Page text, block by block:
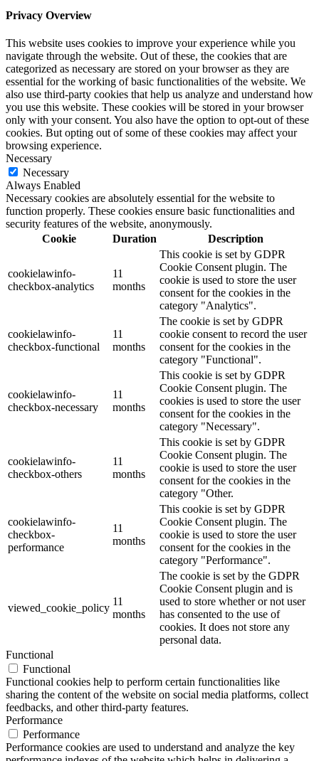
Privacy Overview
This website uses cookies to improve your experience while you
navigate through the website. Out of these, the cookies that are
categorized as necessary are stored on your browser as they are
essential for the working of basic functionalities of the website. We
also use third-party cookies that help us analyze and understand how
you use this website. These cookies will be stored in your browser
only with your consent. You also have the option to opt-out of these
cookies. But opting out of some of these cookies may affect your
browsing experience.
Necessary
Necessary
Always Enabled
Necessary cookies are absolutely essential for the website to
function properly. These cookies ensure basic functionalities and
security features of the website, anonymously.
Cookie
Duration Description
cookielawinfo-
checkbox-analytics
11
months
This cookie is set by GDPR
Cookie Consent plugin. The
cookie is used to store the user
consent for the cookies in the
category "Analytics".
cookielawinfo-
checkbox-functional
11
months
The cookie is set by GDPR
cookie consent to record the user
consent for the cookies in the
category "Functional".
cookielawinfo-
checkbox-necessary
11
months
This cookie is set by GDPR
Cookie Consent plugin. The
cookies is used to store the user
consent for the cookies in the
category "Necessary".
cookielawinfo-
checkbox-others
11
months
This cookie is set by GDPR
Cookie Consent plugin. The
cookie is used to store the user
consent for the cookies in the
category "Other.
cookielawinfo-
checkbox-
performance
11
months
This cookie is set by GDPR
Cookie Consent plugin. The
cookie is used to store the user
consent for the cookies in the
category "Performance".
viewed_cookie_policy
11
months
The cookie is set by the GDPR
Cookie Consent plugin and is
used to store whether or not user
has consented to the use of
cookies. It does not store any
personal data.
Functional
Functional
Functional cookies help to perform certain functionalities like
sharing the content of the website on social media platforms, collect
feedbacks, and other third-party features.
Performance
Performance
Performance cookies are used to understand and analyze the key